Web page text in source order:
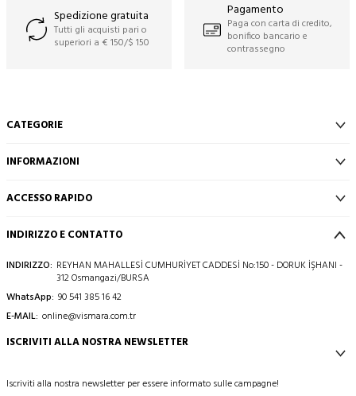
Spedizione gratuita
Tutti gli acquisti pari o
superiori a € 150/$ 150
Pagamento
Paga con carta di credito,
bonifico bancario e
contrassegno
CATEGORIE
INFORMAZIONI
ACCESSO RAPIDO
INDIRIZZO E CONTATTO
INDIRIZZO: REYHAN MAHALLESİ CUMHURİYET CADDESİ No:150 - DORUK İŞHANI -
312 Osmangazi/BURSA
WhatsApp: 90 541 385 16 42
E-MAIL: online@vismara.com.tr
ISCRIVITI ALLA NOSTRA NEWSLETTER
Iscriviti alla nostra newsletter per essere informato sulle campagne!